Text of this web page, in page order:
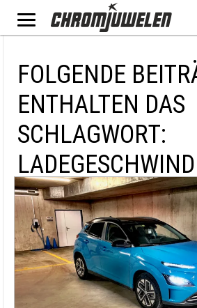
FOLGENDE
ENTHALTEN DAS
SCHLAGWORT: